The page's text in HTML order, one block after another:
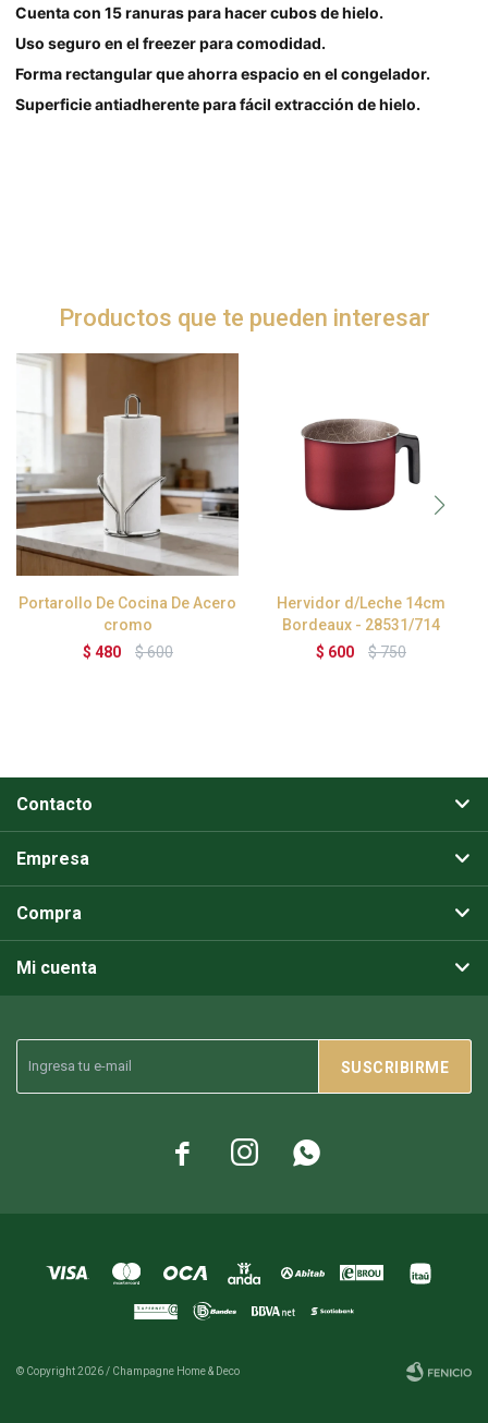
Cuenta con 15 ranuras para hacer cubos de hielo.
Uso seguro en el freezer para comodidad.
Forma rectangular que ahorra espacio en el congelador.
Superficie antiadherente para fácil extracción de hielo.
Productos que te pueden interesar
Portarollo De Cocina De Acero
cromo
$ 480 $600
Hervidor d/Leche 14cm
Bordeaux - 28531/714
$ 600 $750
SUSCRIBIRME
  
Contacto
Empresa
Compra
Mi cuenta
© Copyright 2026 / Champagne Home & Deco